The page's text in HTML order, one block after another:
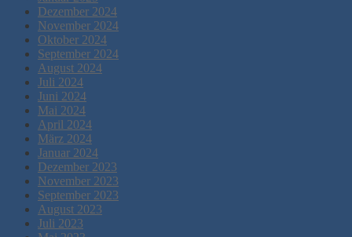
Dezember 2024
November 2024
Oktober 2024
September 2024
August 2024
Juli 2024
Juni 2024
Mai 2024
April 2024
März 2024
Januar 2024
Dezember 2023
November 2023
September 2023
August 2023
Juli 2023